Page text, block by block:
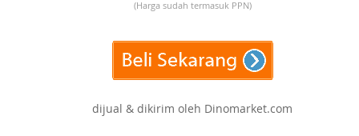
(Harga sudah termasuk PPN)
dijual & dikirim oleh Dinomarket.com